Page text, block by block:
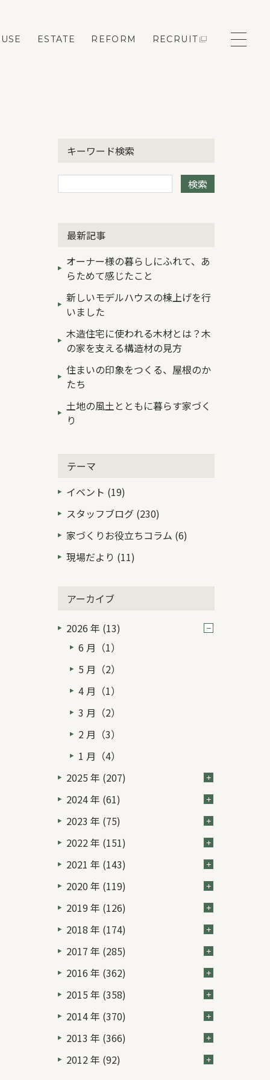
ESTATE REFORM RECRUIT
新築住宅のお問い合わせ
キーワード検索
検索
最新記事
オーナー様の暮らしにふれて、あ
らためて感じたこと
新しいモデルハウスの棟上げを行
いました
木造住宅に使われる木材とは？木
の家を支える構造材の見方
住まいの印象をつくる、屋根のか
たち
土地の風土とともに暮らす家づく
り
テーマ
イベント (19)
スタッフブログ (230)
家づくりお役立ちコラム (6)
現場だより (11)
アーカイブ
2026 年 (13)
6 月（1）
5 月（2）
4 月（1）
3 月（2）
2 月（3）
1 月（4）
2025 年 (207)
2024 年 (61)
2023 年 (75)
2022 年 (151)
2021 年 (143)
2020 年 (119)
2019 年 (126)
2018 年 (174)
2017 年 (285)
2016 年 (362)
2015 年 (358)
2014 年 (370)
2013 年 (366)
2012 年 (92)